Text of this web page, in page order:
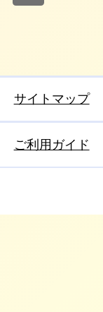
サイトマップ
ご利用ガイド